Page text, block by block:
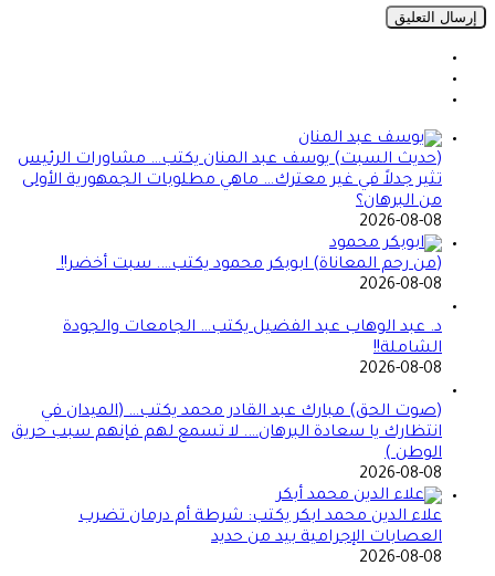
(حديث السبت) يوسف عبد المنان يكتب… مشاورات الرئيس
تثير جدلاً في غير معترك… ماهي مطلوبات الجمهورية الأولى
من البرهان؟
2026-08-08
(من رحم المعاناة) ابوبكر محمود يكتب…. سبت أخضر!!
2026-08-08
د. عبد الوهاب عبد الفضيل يكتب… الجامعات والجودة
الشاملة!!
2026-08-08
(صوت الحق) مبارك عبد القادر محمد يكتب… (الميدان في
انتظارك يا سعادة البرهان…. لا تسمع لهم فإنهم سبب حريق
الوطن )
2026-08-08
علاء الدين محمد ابكر يكتب: شرطة أم درمان تضرب
العصابات الإجرامية بيد من حديد
2026-08-08